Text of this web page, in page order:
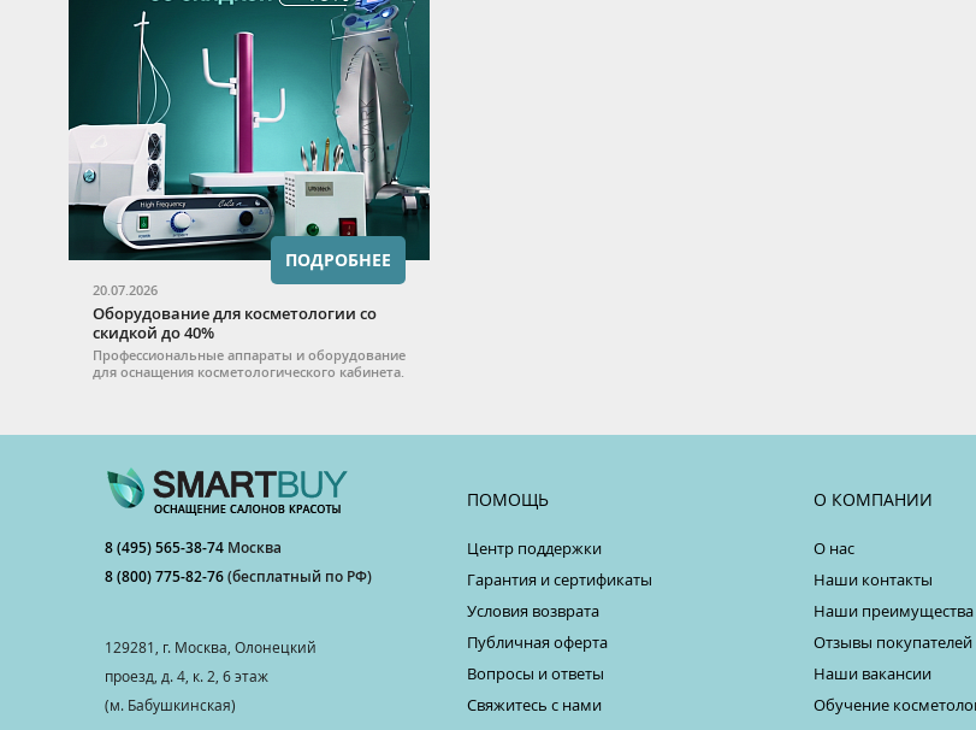
20.07.2026
Оборудование для косметологии со
скидкой до 40%
Профессиональные аппараты и оборудование
для оснащения косметологического кабинета.
ПОДРОБНЕЕ
8 (495) 565-38-74 Москва
8 (800) 775-82-76(бесплатный по РФ)
129281, г. Москва, Олонецкий
проезд, д. 4, к. 2, 6 этаж
(м. Бабушкинская)
ПОМОЩЬ
Центр поддержки
Гарантия и сертификаты
Условия возврата
Публичная оферта
Вопросы и ответы
Свяжитесь с нами
О КОМПАНИИ
О нас
Наши контакты
Наши преимущества
Отзывы покупателей
Наши вакансии
Обучение